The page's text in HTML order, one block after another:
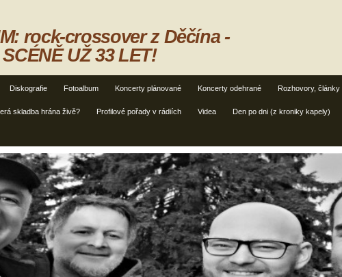
Diskografie Fotoalbum Koncerty plánované Koncerty odehrané Rozhovory, články
skladba hrána živě? Profilové pořady v rádiích Videa Den po dni (z kroniky kapely)
rock-crossover z Děčína -
UŽ 33 LET!